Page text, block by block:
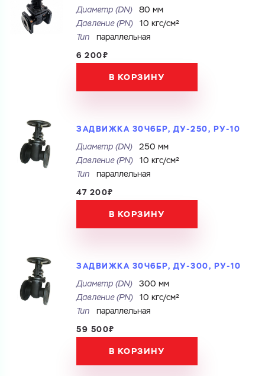
Купить как юр. лицо
Электронная почта
Комментарий
Cоглашаюсь на обработку персональных данных
ГОТОВО
Cоглашаюсь на обработку персональных данных
ОТПРАВИТЬ
Запросить КП
Запросить Счёт
Электронная почта
Файл с реквизитами огранизации (любой формат, макс. 20
ГОТОВО
Диаметр (DN)
80 мм
Давление (PN)
10 кгс/см²
Тип
параллельная
6 200₽
В КОРЗИНУ
ЗАДВИЖКА 30Ч6БР, ДУ-250, РУ-10
Диаметр (DN)
250 мм
Давление (PN)
10 кгс/см²
Тип
параллельная
47 200₽
В КОРЗИНУ
ЗАДВИЖКА 30Ч6БР, ДУ-300, РУ-10
Диаметр (DN)
300 мм
Давление (PN)
10 кгс/см²
Тип
параллельная
59 500₽
В КОРЗИНУ